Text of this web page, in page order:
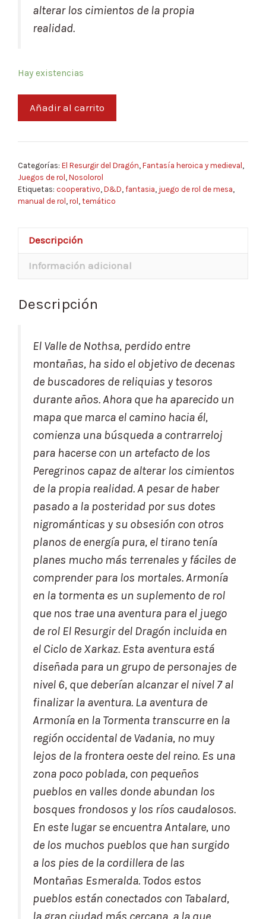
alterar los cimientos de la propia
realidad.
Hay existencias
Añadir al carrito
Categorías: El Resurgir del Dragón Fantasía heroica y medieval
Juegos de rol
Nosolorol
Etiquetas: cooperativo D&D fantasia juego de rol de mesa
manual de rol
rol temático
Descripción
Información adicional
Descripción
El Valle de Nothsa, perdido entre
montañas, ha sido el objetivo de decenas
de buscadores de reliquias y tesoros
durante años. Ahora que ha aparecido un
mapa que marca el camino hacia él,
comienza una búsqueda a contrarreloj
para hacerse con un artefacto de los
Peregrinos capaz de alterar los cimientos
de la propia realidad. A pesar de haber
pasado a la posteridad por sus dotes
nigrománticas y su obsesión con otros
planos de energía pura, el tirano tenía
planes mucho más terrenales y fáciles de
comprender para los mortales. Armonía
en la tormenta es un suplemento de rol
que nos trae una aventura para el juego
de rol El Resurgir del Dragón incluida en
el Ciclo de Xarkaz. Esta aventura está
diseñada para un grupo de personajes de
nivel 6, que deberían alcanzar el nivel 7 al
finalizar la aventura. La aventura de
Armonía en la Tormenta transcurre en la
región occidental de Vadania, no muy
lejos de la frontera oeste del reino. Es una
zona poco poblada, con pequeños
pueblos en valles donde abundan los
bosques frondosos y los ríos caudalosos.
En este lugar se encuentra Antalare, uno
de los muchos pueblos que han surgido
a los pies de la cordillera de las
Montañas Esmeralda. Todos estos
pueblos están conectados con Tabalard,